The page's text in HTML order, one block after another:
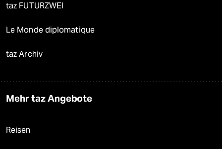
taz FUTURZWEI
Le Monde diplomatique
taz Archiv
Mehr taz Angebote
Reisen